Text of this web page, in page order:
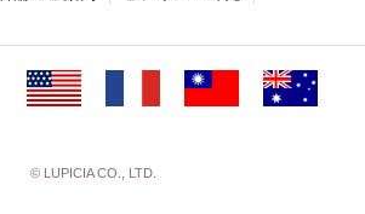
© LUPICIA CO., LTD.